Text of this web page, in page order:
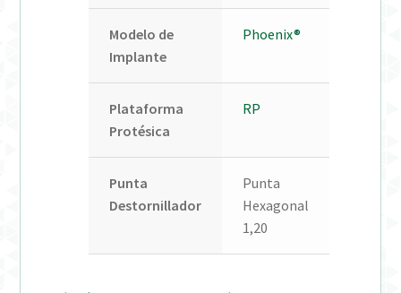
Modelo de
Implante
Phoenix®
Plataforma
Protésica
RP
Punta
Destornillador
Punta
Hexagonal
1,20